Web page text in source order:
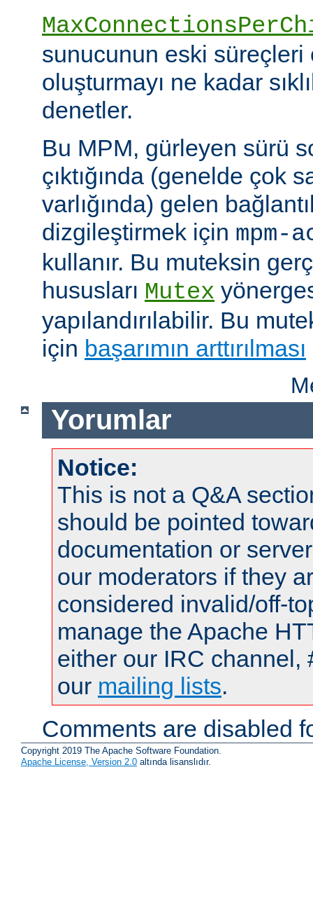
sunucunun eski
oluşturmayı ne kadar
denetler.
Bu MPM, gürleyen sürü
çıktığında (genelde çok
varlığında) gelen
dizgileştirmek için mpm-
kullanır. Bu muteksin
hususları Mutex
yapılandırılabilir. Bu
için başarımın arttırılması
Yorumlar
Notice:
This is not a Q&A
should be pointed
documentation or
our moderators if they
considered invalid/off-
manage the Apache
either our IRC channel,
our mailing lists.
Comments are disabled
Copyright 2019 The Apache Software Foundation.
Apache License, Version 2.0 altında lisanslıdır.